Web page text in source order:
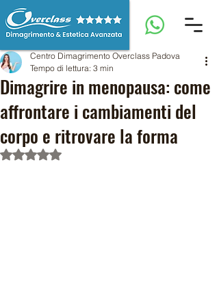
Dimagrire in menopausa: come
affrontare i cambiamenti del
corpo e ritrovare la forma
Centro Dimagrimento Overclass Padova
Tempo di lettura: 3 min
Valutazione NaN stelle su 5.